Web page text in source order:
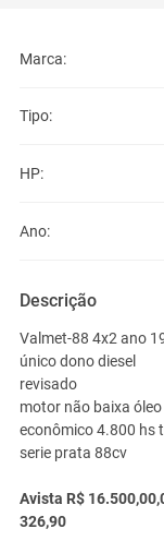
Marca:
Tipo:
HP:
Ano:
Descrição
Valmet-88 4x2 ano
único dono diesel
revisado
motor não baixa óleo
econômico 4.800 hs
serie prata 88cv
Avista R$
326,90